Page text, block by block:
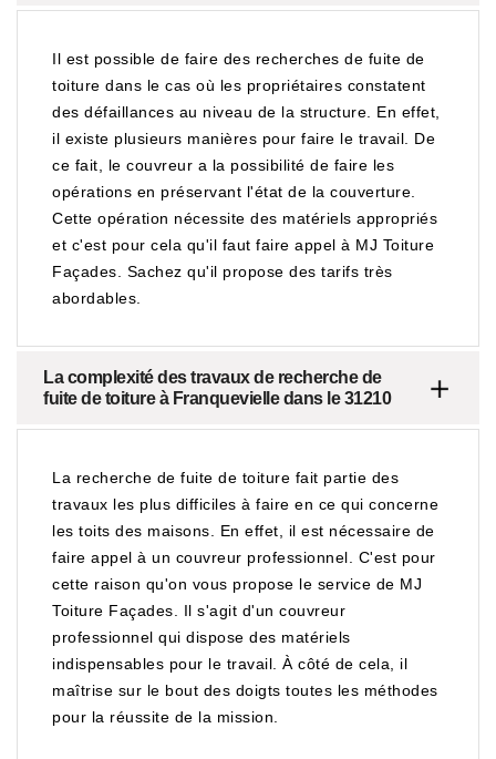
Il est possible de faire des recherches de fuite de
toiture dans le cas où les propriétaires constatent
des défaillances au niveau de la structure. En effet,
il existe plusieurs manières pour faire le travail. De
ce fait, le couvreur a la possibilité de faire les
opérations en préservant l'état de la couverture.
Cette opération nécessite des matériels appropriés
et c'est pour cela qu'il faut faire appel à MJ Toiture
Façades. Sachez qu'il propose des tarifs très
abordables.
La complexité des travaux de recherche de
fuite de toiture à Franquevielle dans le 31210
La recherche de fuite de toiture fait partie des
travaux les plus difficiles à faire en ce qui concerne
les toits des maisons. En effet, il est nécessaire de
faire appel à un couvreur professionnel. C'est pour
cette raison qu'on vous propose le service de MJ
Toiture Façades. Il s'agit d'un couvreur
professionnel qui dispose des matériels
indispensables pour le travail. À côté de cela, il
maîtrise sur le bout des doigts toutes les méthodes
pour la réussite de la mission.